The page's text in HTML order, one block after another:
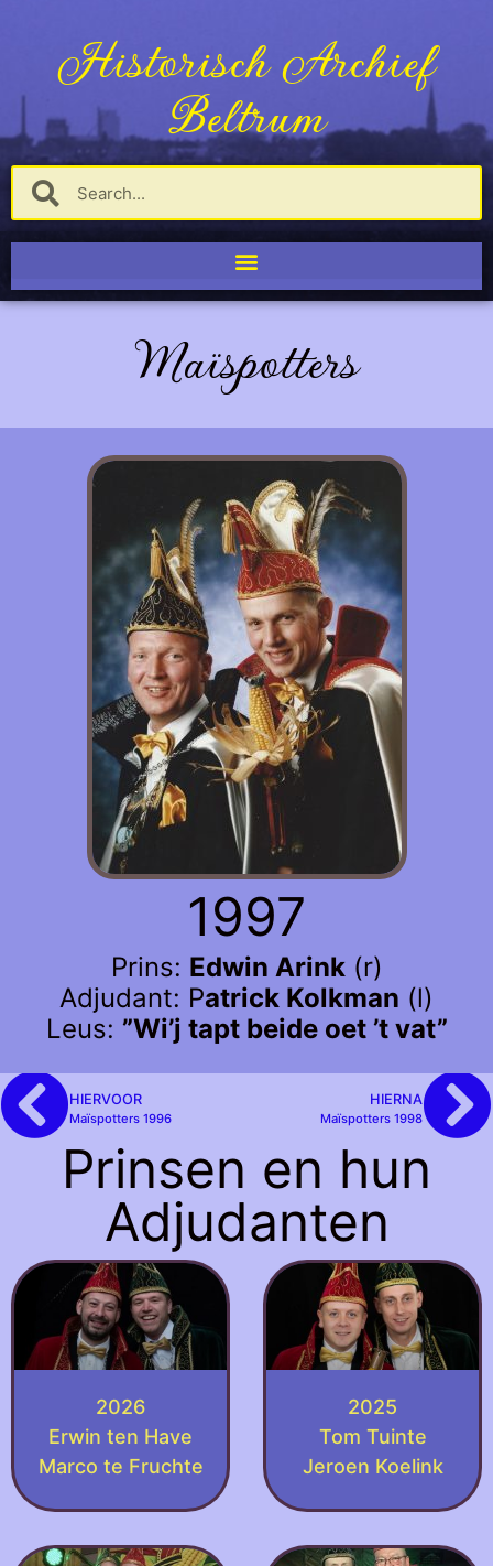
Historisch Archief
Beltrum
Maïspotters
1997
Prins: Edwin Arink(r)
Adjudant: Patrick Kolkman (l)
Leus: ”Wi’j tapt beide oet ’t vat”
HIERVOOR
Maïspotters 1996
HIERNA
Maïspotters 1998
Prinsen en hun
Adjudanten
2026
Erwin ten Have
Marco te Fruchte
2025
Tom Tuinte
Jeroen Koelink